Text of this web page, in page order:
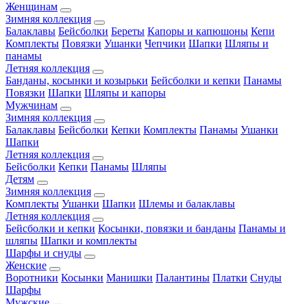
Женщинам
Зимняя коллекция
Балаклавы Бейсболки Береты Капоры и капюшоны Кепи
Комплекты Повязки Ушанки Чепчики Шапки Шляпы и
панамы
Летняя коллекция
Банданы, косынки и козырьки Бейсболки и кепки Панамы
Повязки Шапки Шляпы и капоры
Мужчинам
Зимняя коллекция
Балаклавы Бейсболки Кепки Комплекты Панамы Ушанки
Шапки
Летняя коллекция
Бейсболки Кепки Панамы Шляпы
Детям
Зимняя коллекция
Комплекты Ушанки Шапки Шлемы и балаклавы
Летняя коллекция
Бейсболки и кепки Косынки, повязки и банданы Панамы и
шляпы Шапки и комплекты
Шарфы и снуды
Женские
Воротники Косынки Манишки Палантины Платки Снуды
Шарфы